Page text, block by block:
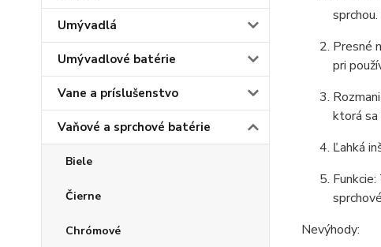
Umývadlá
Umývadlové batérie
Vane a príslušenstvo
Vaňové a sprchové batérie
Biele
Čierne
Chrómové
Presné
pri
ktorá sa
Ľahká
Nevýhody: